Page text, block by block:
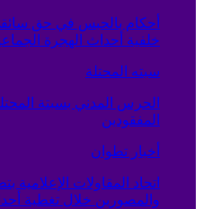
أحكام بالحبس في حق
خلفية أحداث الهجرة
سبته المحتلة
الحرس المدني بسبتة
المفقودين
أخبار تطوان
اتحاد المقاولات
والمصورين خلال تغطية